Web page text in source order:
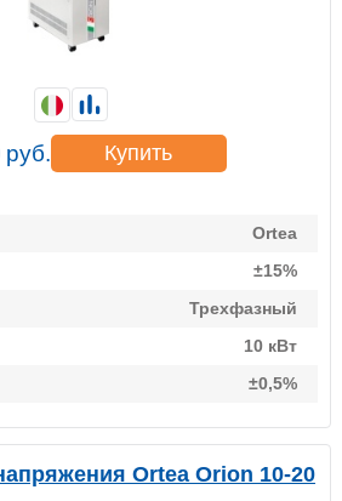
Ortea
±15%
Трехфазный
10 кВт
±0,5%
руб. Купить
Ortea Orion 10-20